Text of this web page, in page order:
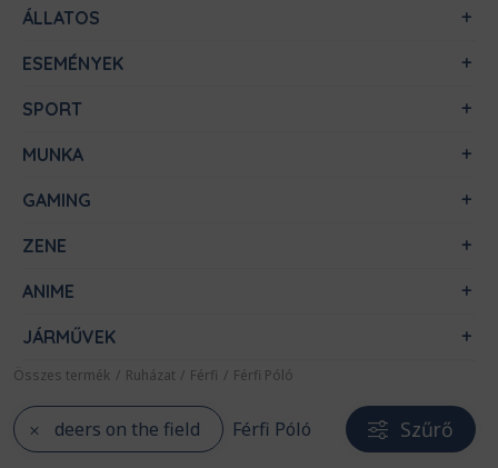
ÁLLATOS
ESEMÉNYEK
SPORT
MUNKA
GAMING
ZENE
ANIME
JÁRMŰVEK
Összes termék / Ruházat / Férfi / Férfi Póló
deers on the field Férfi Póló Szűrő